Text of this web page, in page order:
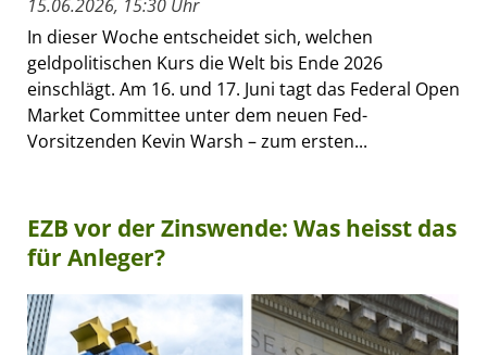
15.06.2026, 15:30 Uhr
In dieser Woche entscheidet sich, welchen
geldpolitischen Kurs die Welt bis Ende 2026
einschlägt. Am 16. und 17. Juni tagt das Federal Open
Market Committee unter dem neuen Fed-
Vorsitzenden Kevin Warsh – zum ersten...
EZB vor der Zinswende: Was heisst das
für Anleger?